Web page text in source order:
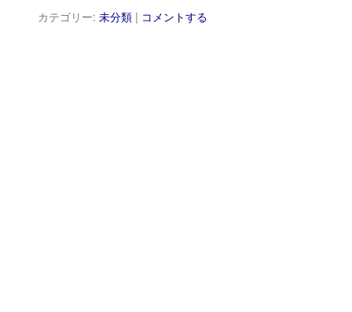
カテゴリー: 未分類 | コメントする